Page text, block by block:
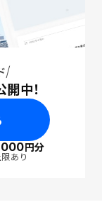
中！
円分
あり